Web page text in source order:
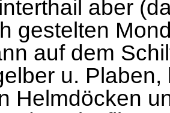
aber
gestelten
auf dem
u.
Helmdöcken